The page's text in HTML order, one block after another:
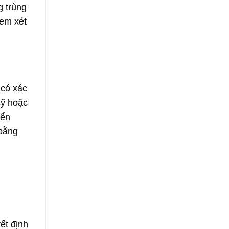
trùng
xét
xác
hoặc
định